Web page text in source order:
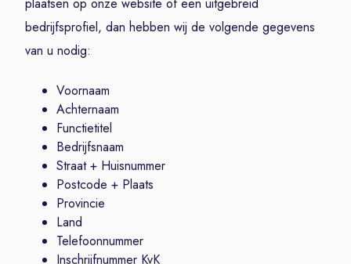
bedrijfsprofiel, dan hebben wij de volgende gegevens
van u nodig:
Voornaam
Achternaam
Functietitel
Bedrijfsnaam
Straat + Huisnummer
Postcode + Plaats
Provincie
Land
Telefoonnummer
Inschrijfnummer KvK